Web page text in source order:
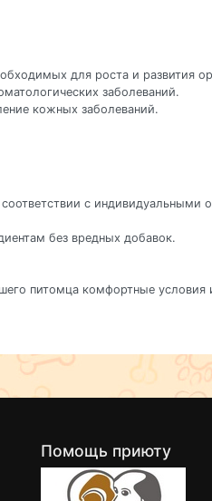
для роста и развития
заболеваний.
кожных заболеваний.
с индивидуальными
без вредных добавок.
питомца комфортные условия
Помощь приюту